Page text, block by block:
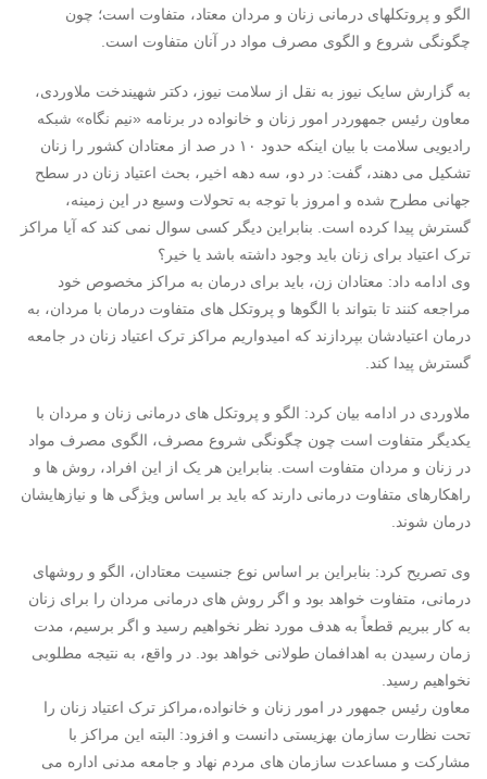
الگو و پروتکلهای درمانی زنان و مردان معتاد، متفاوت است؛ چون
چگونگی شروع و الگوی مصرف مواد در آنان متفاوت است.
به گزارش سایک نیوز به نقل از سلامت نیوز، دکتر شهیندخت ملاوردی،
معاون رئیس جمهوردر امور زنان و خانواده در برنامه «نیم نگاه» شبکه
رادیویی سلامت با بیان اینکه حدود ۱۰ در صد از معتادان کشور را زنان
تشکیل می دهند، گفت: در دو، سه دهه اخیر، بحث اعتیاد زنان در سطح
جهانی مطرح شده و امروز با توجه به تحولات وسیع در این زمینه،
گسترش پیدا کرده است. بنابراین دیگر کسی سوال نمی کند که آیا مراکز
ترک اعتیاد برای زنان باید وجود داشته باشد یا خیر؟
وی ادامه داد: معتادان زن، باید برای درمان به مراکز مخصوص خود
مراجعه کنند تا بتواند با الگوها و پروتکل های متفاوت درمان با مردان، به
درمان اعتیادشان بپردازند که امیدواریم مراکز ترک اعتیاد زنان در جامعه
گسترش پیدا کند.
ملاوردی در ادامه بیان کرد: الگو و پروتکل های درمانی زنان و مردان با
یکدیگر متفاوت است چون چگونگی شروع مصرف، الگوی مصرف مواد
در زنان و مردان متفاوت است. بنابراین هر یک از این افراد، روش ها و
راهکارهای متفاوت درمانی دارند که باید بر اساس ویژگی ها و نیازهایشان
درمان شوند.
وی تصریح کرد: بنابراین بر اساس نوع جنسیت معتادان، الگو و روشهای
درمانی، متفاوت خواهد بود و اگر روش های درمانی مردان را برای زنان
به کار ببریم قطعاً به هدف مورد نظر نخواهیم رسید و اگر برسیم، مدت
زمان رسیدن به اهدافمان طولانی خواهد بود. در واقع، به نتیجه مطلوبی
نخواهیم رسید.
معاون رئیس جمهور در امور زنان و خانواده،مراکز ترک اعتیاد زنان را
تحت نظارت سازمان بهزیستی دانست و افزود: البته این مراکز با
مشارکت و مساعدت سازمان های مردم نهاد و جامعه مدنی اداره می